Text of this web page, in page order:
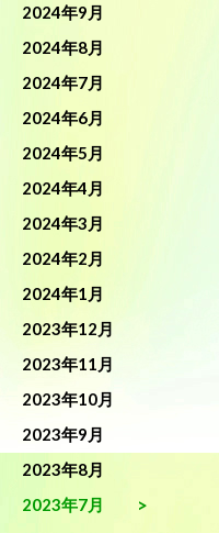
2024年9月
2024年8月
2024年7月
2024年6月
2024年5月
2024年4月
2024年3月
2024年2月
2024年1月
2023年12月
2023年11月
2023年10月
2023年9月
2023年8月
2023年7月